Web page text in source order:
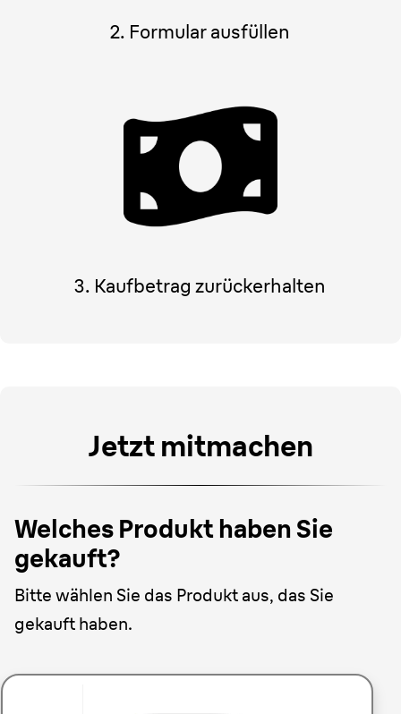
2. Formular ausfüllen
3. Kaufbetrag zurückerhalten
Jetzt mitmachen
Welches Produkt haben Sie
gekauft?
Bitte wählen Sie das Produkt aus, das Sie
gekauft haben.